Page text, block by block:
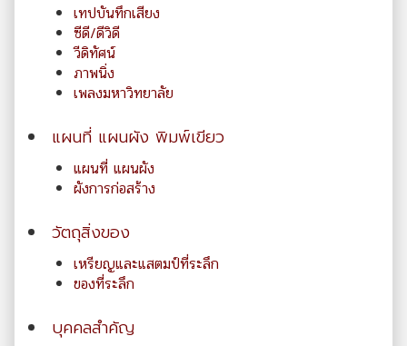
เทปบันทึกเสียง
ซีดี/ดีวิดี
วีดิทัศน์
ภาพนิ่ง
เพลงมหาวิทยาลัย
แผนที่ แผนผัง พิมพ์เขียว
แผนที่ แผนผัง
ผังการก่อสร้าง
วัตถุสิ่งของ
เหรียญและแสตมป์ที่ระลึก
ของที่ระลึก
บุคคลสำคัญ